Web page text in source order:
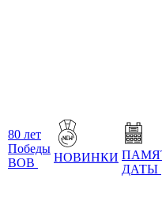
80 лет
Победы
ВОВ
НОВИНКИ
ДАТЫ